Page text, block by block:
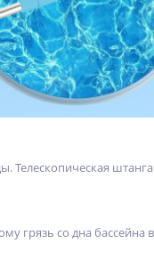
Телескопическая
грязь со дна бассейна